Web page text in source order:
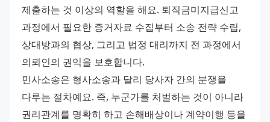
제출하는 것 이상의 역할을 해요. 퇴직금미지급신고
과정에서 필요한 증거자료 수집부터 소송 전략 수립,
상대방과의 협상, 그리고 법정 대리까지 전 과정에서
의뢰인의 권익을 보호합니다.
민사소송은 형사소송과 달리 당사자 간의 분쟁을
다루는 절차예요. 즉, 누군가를 처벌하는 것이 아니라
권리관계를 명확히 하고 손해배상이나 계약이행 등을